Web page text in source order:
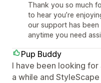
Thank you so much
to hear you’re
our support has
anytime you need
Pup Buddy
I have been looking
a while and